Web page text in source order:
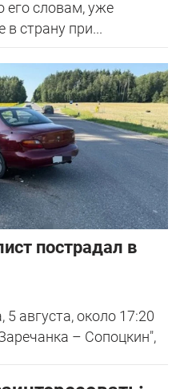
его словам, уже
в страну при...
пострадал в
августа, около 17:20
– Сопоцкин",